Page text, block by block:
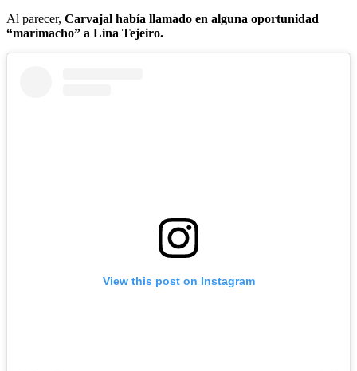
Al parecer, Carvajal había llamado en alguna oportunidad
“marimacho” a Lina Tejeiro.
View this post on Instagram